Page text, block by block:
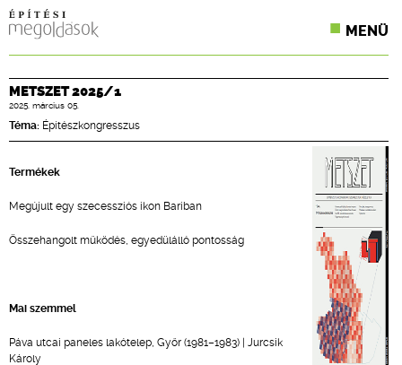
MENÜ
METSZET 2025/1
2025. március 05.
Téma: Építészkongresszus
Termékek
Megújult egy szecessziós ikon Bariban
Összehangolt működés, egyedülálló pontosság
Mai szemmel
Páva utcai paneles lakótelep, Győr (1981–1983) | Jurcsik
Károly